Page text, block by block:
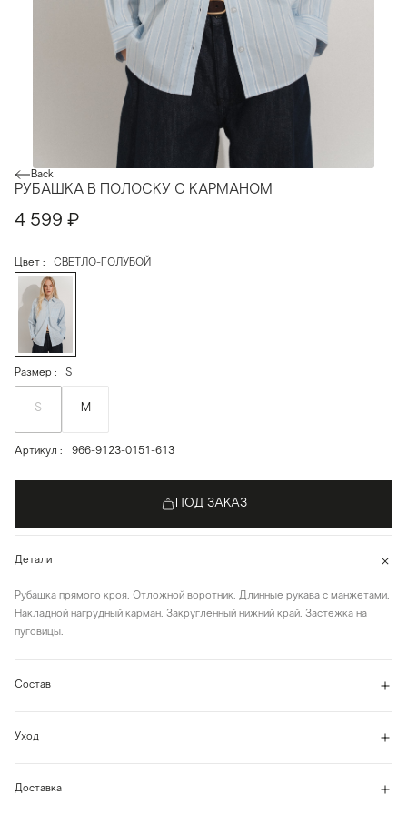
Back
РУБАШКА В ПОЛОСКУ С КАРМАНОМ
4 599 ₽
Цвет СВЕТЛО-ГОЛУБОЙ
Размер S
S M
Артикул 966-9123-0151-613
ПОД ЗАКАЗ
Детали
Рубашка прямого кроя. Отложной воротник. Длинные рукава с манжетами.
Накладной нагрудный карман. Закругленный нижний край. Застежка на
пуговицы.
Состав
Уход
Доставка